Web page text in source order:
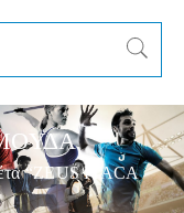
“ZEUS ITACA